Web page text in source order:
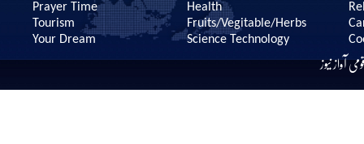
Prayer Time
Tourism
Your Dream
Health
Fruits/Vegitable/Herbs
Science Technology